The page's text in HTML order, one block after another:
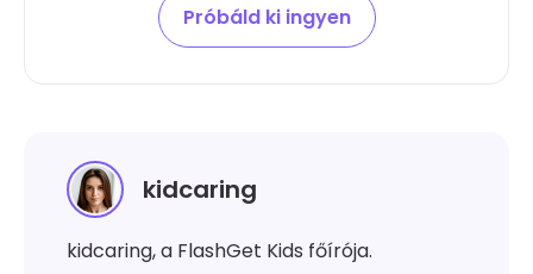
Próbáld ki ingyen
kidcaring
kidcaring, a FlashGet Kids főírója.